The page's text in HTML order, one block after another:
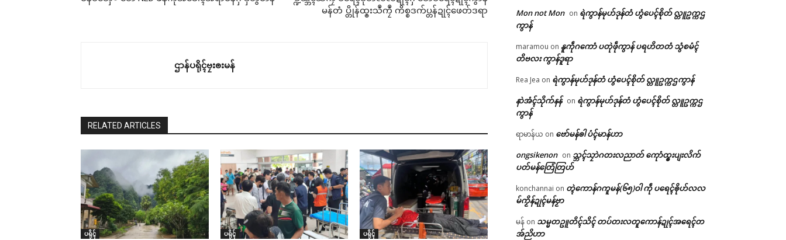
မန်တံ ပ္တိုန်ထ္ၜးသဳကၠဳ ကိစ္စဒက်ပ္တန်ဍုၚ်ဖေတ်ဒရာ
ဌာန်ပရိုၚ်ဗၠးၜးမန်
RELATED ARTICLES
ပရိုၚ် ပရိုၚ် ပရိုၚ်
Mon not Mon on ရဲကွာန်မုဟ်ဒုန်တံ ဟွံပေၚ်စိုတ် လ္တူဥက္ကဌ
ကွာန်
maramou on နူကဵုဂကောံ ပတုဲဖဵုကွာန် ပရဟိတတံ သွံစမံၚ်
တိဗလး ကွာန်ဒူရာ
Rea Jea on ရဲကွာန်မုဟ်ဒုန်တံ ဟွံပေၚ်စိုတ် လ္တူဥက္ကဌကွာန်
နာဲအံၚ်သိုက်နန် on ရဲကွာန်မုဟ်ဒုန်တံ ဟွံပေၚ်စိုတ် လ္တူဥက္ကဌ
ကွာန်
ရာမာန်ယ on ဗော်မန်ၜါ ပံၚ်မာန်ဟာ
ongsikenon on သ္ဘၚ်သၠာဲဂတးလညာတ် ကေုာံထ္ၜးပျးလိက်
ပတ်မန်တြေံတြဟ်
konchannai on တ္ၚဲကောန်ဂကူမန်(၆၅)ဝါ ကဵု ပရေၚ်ၜိုဟ်လလ
မ်ကၟိန်ဍုၚ်မန်ဗၟာ
မန် on သမ္မတဥူတိၚ်သိၚ် တပ်တးလတူကောန်ဍုၚ်အရေၚ်တ
အ်ညိဟာ